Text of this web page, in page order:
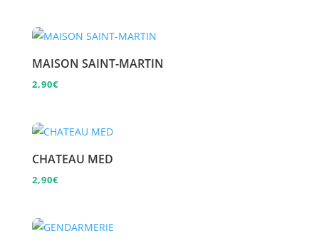
MAISON SAINT-MARTIN
2,90€
CHATEAU MED
2,90€